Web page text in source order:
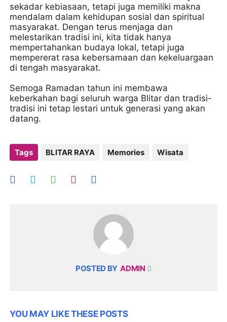
sekadar kebiasaan, tetapi juga memiliki makna
mendalam dalam kehidupan sosial dan spiritual
masyarakat. Dengan terus menjaga dan
melestarikan tradisi ini, kita tidak hanya
mempertahankan budaya lokal, tetapi juga
mempererat rasa kebersamaan dan kekeluargaan
di tengah masyarakat.
Semoga Ramadan tahun ini membawa
keberkahan bagi seluruh warga Blitar dan tradisi-
tradisi ini tetap lestari untuk generasi yang akan
datang.
Tags BLITAR RAYA Memories Wisata
POSTED BY ADMIN
YOU MAY LIKE THESE POSTS